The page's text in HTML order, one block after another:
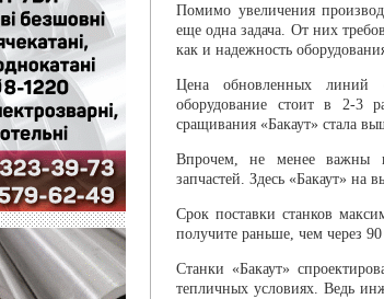
Помимо увеличения
еще одна задача. От них
как и надежность
Цена обновленных линий
оборудование стоит в 2-3
сращивания «Бакаут» стала
Впрочем, не менее важны
запчастей. Здесь «Бакаут» на
Срок поставки станков
получите раньше, чем через
Станки «Бакаут»
тепличных условиях. Ведь